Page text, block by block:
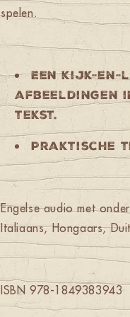
spelen.
Een kijk-
afbeeldingen
tekst.
Praktische
Engelse audio met
Italiaans, Hongaars,
ISBN 978-1849383943